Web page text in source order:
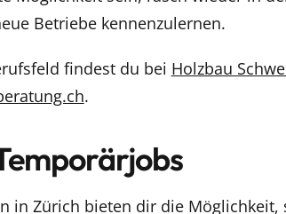
Betriebe kennenzulernen.
findest du bei Holzbau
.
in Zürich bieten dir die Möglichkeit,